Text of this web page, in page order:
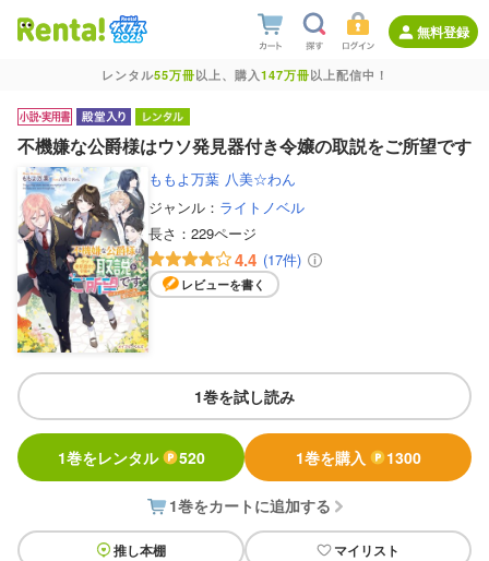
無料登録
レンタル55万冊以上、購入147万冊以上配信中！
不機嫌な公爵様はウソ発見器付き令嬢の取説をご所望です
ももよ万葉 八美☆わん
ジャンル： ライトノベル
長さ： 229ページ
4.4 (17件)
レビューを書く
1巻を試し読み
1巻をレンタル 520 1巻を購入 1300
1巻をカートに追加する
推し本棚 マイリスト